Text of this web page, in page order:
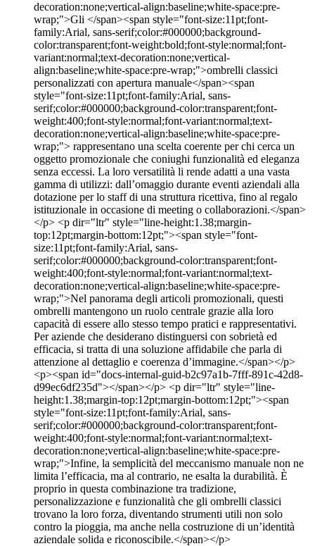
decoration:none;vertical-align:baseline;white-space:pre-
wrap;">Gli </span><span style="font-size:11pt;font-
family:Arial, sans-serif;color:#000000;background-
color:transparent;font-weight:bold;font-style:normal;font-
variant:normal;text-decoration:none;vertical-
align:baseline;white-space:pre-wrap;">ombrelli classici
personalizzati con apertura manuale</span><span
style="font-size:11pt;font-family:Arial, sans-
serif;color:#000000;background-color:transparent;font-
weight:400;font-style:normal;font-variant:normal;text-
decoration:none;vertical-align:baseline;white-space:pre-
wrap;"> rappresentano una scelta coerente per chi cerca un
oggetto promozionale che coniughi funzionalità ed eleganza
senza eccessi. La loro versatilità li rende adatti a una vasta
gamma di utilizzi: dall’omaggio durante eventi aziendali alla
dotazione per lo staff di una struttura ricettiva, fino al regalo
istituzionale in occasione di meeting o collaborazioni.</span>
</p> <p dir="ltr" style="line-height:1.38;margin-
top:12pt;margin-bottom:12pt;"><span style="font-
size:11pt;font-family:Arial, sans-
serif;color:#000000;background-color:transparent;font-
weight:400;font-style:normal;font-variant:normal;text-
decoration:none;vertical-align:baseline;white-space:pre-
wrap;">Nel panorama degli articoli promozionali, questi
ombrelli mantengono un ruolo centrale grazie alla loro
capacità di essere allo stesso tempo pratici e rappresentativi.
Per aziende che desiderano distinguersi con sobrietà ed
efficacia, si tratta di una soluzione affidabile che parla di
attenzione al dettaglio e coerenza d’immagine.</span></p>
<p><span id="docs-internal-guid-b2c97a1b-7fff-891c-42d8-
d99ec6df235d"></span></p> <p dir="ltr" style="line-
height:1.38;margin-top:12pt;margin-bottom:12pt;"><span
style="font-size:11pt;font-family:Arial, sans-
serif;color:#000000;background-color:transparent;font-
weight:400;font-style:normal;font-variant:normal;text-
decoration:none;vertical-align:baseline;white-space:pre-
wrap;">Infine, la semplicità del meccanismo manuale non ne
limita l’efficacia, ma al contrario, ne esalta la durabilità. È
proprio in questa combinazione tra tradizione,
personalizzazione e funzionalità che gli ombrelli classici
trovano la loro forza, diventando strumenti utili non solo
contro la pioggia, ma anche nella costruzione di un’identità
aziendale solida e riconoscibile.</span></p>